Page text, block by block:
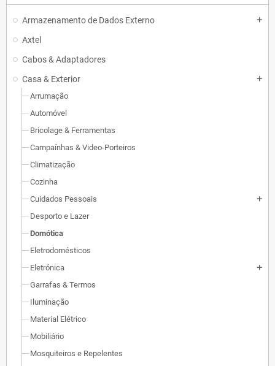
Armazenamento de Dados Externo add
Axtel
Cabos & Adaptadores
Casa & Exterior
add
Arrumação
Automóvel
Bricolage & Ferramentas
Campaínhas & Video-Porteiros
Climatização
Cozinha
Cuidados Pessoais
add
Desporto e Lazer
Domótica
Eletrodomésticos
Eletrónica
add
Garrafas & Termos
Iluminação
Material Elétrico
Mobiliário
Mosquiteiros e Repelentes